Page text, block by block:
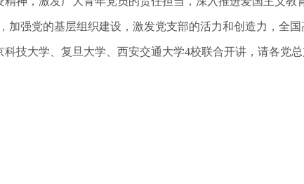
加强党的基层组织建设，激发党支部的活力和创造力，全
技大学、复旦大学、西安交通大学4校联合开讲，请各党